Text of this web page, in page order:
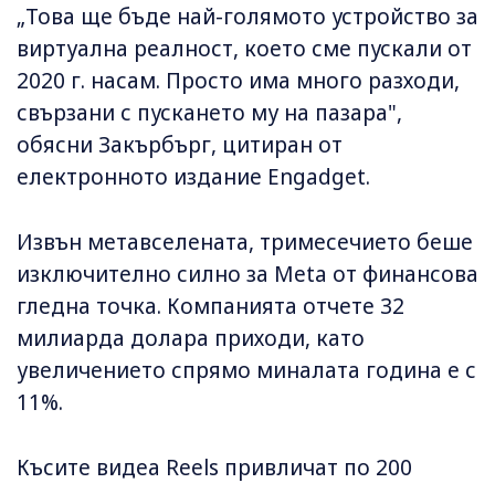
„Това ще бъде най-голямото устройство за
виртуална реалност, което сме пускали от
2020 г. насам. Просто има много разходи,
свързани с пускането му на пазара",
обясни Закърбърг, цитиран от
електронното издание Engadget.
Извън метавселената, тримесечието беше
изключително силно за Meta от финансова
гледна точка. Компанията отчете 32
милиарда долара приходи, като
увеличението спрямо миналата година е с
11%.
Късите видеа Reels привличат по 200